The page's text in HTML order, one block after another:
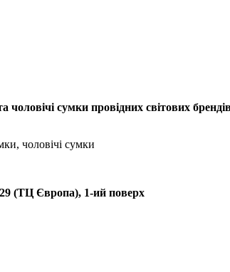
чоловічі сумки провідних світових
чоловічі сумки
(ТЦ Європа), 1-ий поверх